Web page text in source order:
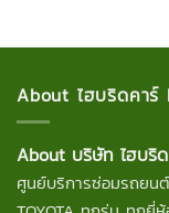
About ไฮบริดคาร์
About บริษัท ไฮบริ
ศูนย์บริการซ่อมรถยน